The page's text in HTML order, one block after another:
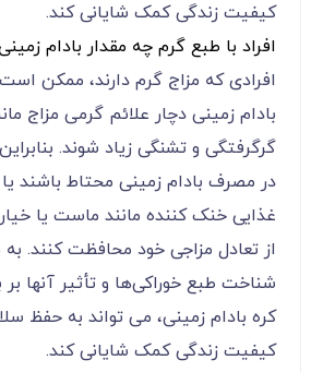
کیفیت زندگی کمک شایانی کند.
افراد با طبع گرم چه مقدار بادام
افرادی که مزاج گرم دارند، ممکن
بادام زمینی دچار علائم گرمی‌ مزاج
گرگرفتگی و تشنگی زیاد شوند.
در مصرف بادام زمینی محتاط باشند یا
غذایی خنک ‌کننده مانند ماست یا
از تعادل مزاجی خود محافظت کنند. به
شناخت طبع خوراکی‌ها و تأثیر آنها
کره بادام زمینی، می ‌تواند به حفظ
کیفیت زندگی کمک شایانی کند.